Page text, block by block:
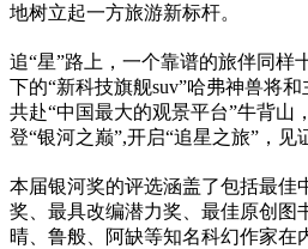
地树立起一方旅游新标杆。
追“星”路上，一个靠谱的旅伴同样
下的“新科技旗舰suv”哈弗神兽将
共赴“中国最大的观景平台”牛背山
登“银河之巅”,开启“追星之旅”，见
本届银河奖的评选涵盖了包括最佳
奖、最具改编潜力奖、最佳原创图
晴、鲁般、阿缺等知名科幻作家在